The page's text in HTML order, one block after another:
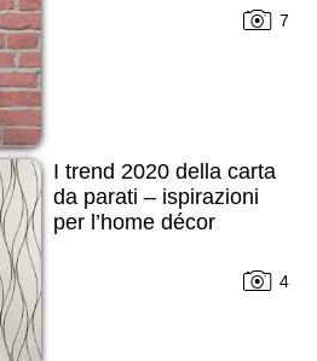
7
I trend 2020 della carta
da parati – ispirazioni
per l’home décor
4